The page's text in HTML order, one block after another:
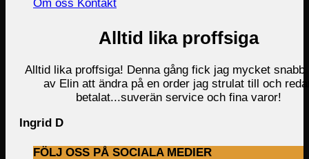
Om oss Kontakt
Alltid lika proffsiga
Alltid lika proffsiga! Denna gång fick jag mycket snabb
av Elin att ändra på en order jag strulat till och
betalat...suverän service och fina varor!
Ingrid D
FÖLJ OSS PÅ SOCIALA MEDIER